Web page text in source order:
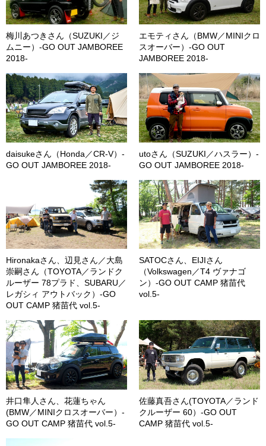
梅川あつきさん（SUZUKI／ジ
ムニー）-GO OUT JAMBOREE
2018-
エモティさん（BMW／MINIクロ
スオーバー）-GO OUT
JAMBOREE 2018-
daisukeさん（Honda／CR-V）-
GO OUT JAMBOREE 2018-
utoさん（SUZUKI／ハスラー）-
GO OUT JAMBOREE 2018-
Hironakaさん、辺見さん／大島
崇嗣さん（TOYOTA／ランドク
ルーザー 78プラド、SUBARU／
レガシィ アウトバック）-GO
OUT CAMP 猪苗代 vol.5-
SATOCさん、EIJIさん
（Volkswagen／T4 ヴァナゴ
ン）-GO OUT CAMP 猪苗代
vol.5-
井口隼人さん、花蓮ちゃん
(BMW／MINIクロスオーバー）-
GO OUT CAMP 猪苗代 vol.5-
佐藤真吾さん(TOYOTA／ランド
クルーザー 60）-GO OUT
CAMP 猪苗代 vol.5-